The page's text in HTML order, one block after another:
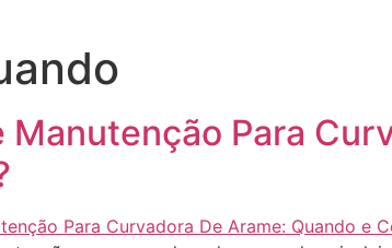
Manutenção Para